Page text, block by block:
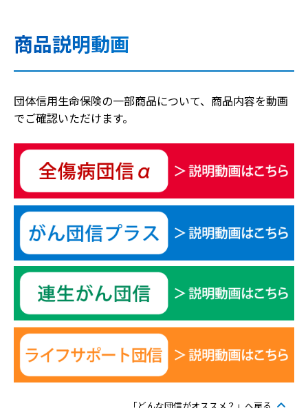
商品説明動画
団体信用生命保険の一部商品について、商品内容を動画
でご確認いただけます。